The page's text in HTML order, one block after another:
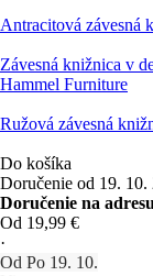
Antracitová závesná
Závesná knižnica v
Hammel Furniture
Ružová závesná
Do košíka
Doručenie od 19. 10.
Doručenie na adresu
Od 19,99 €
·
Od Po 19. 10.